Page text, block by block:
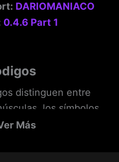
DARIOMANIACO
0.4.6 Part 1
distinguen entre
los símbolos
presentes y todos
Más